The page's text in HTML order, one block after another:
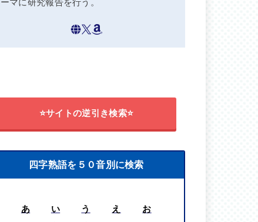
ーマに研究報告を行う。
⭐サイトの逆引き検索⭐
四字熟語を５０音別に検索
あ い う え
お